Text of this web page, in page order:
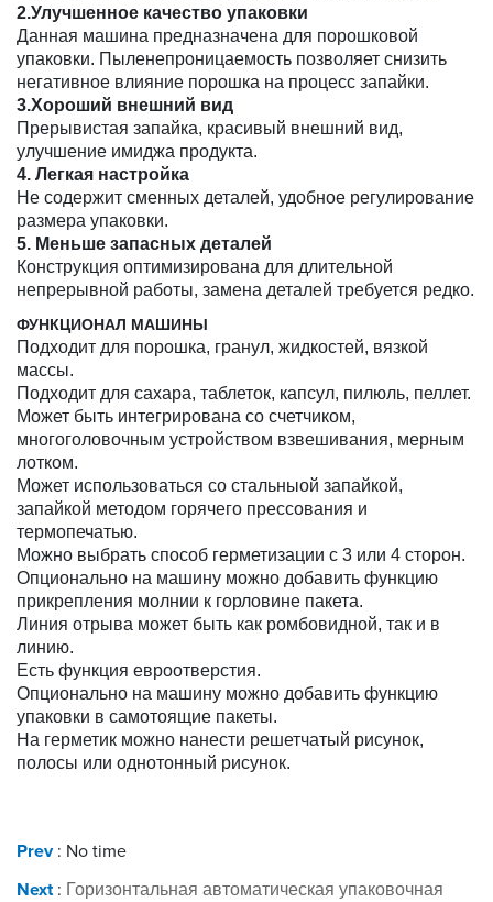
2.Улучшенное качество упаковки
Данная машина предназначена для порошковой
упаковки. Пыленепроницаемость позволяет снизить
негативное влияние порошка на процесс запайки.
3.Хороший внешний вид
Прерывистая запайка, красивый внешний вид,
улучшение имиджа продукта.
4. Легкая настройка
Не содержит сменных деталей, удобное регулирование
размера упаковки.
5. Меньше запасных деталей
Конструкция оптимизирована для длительной
непрерывной работы, замена деталей требуется редко.
ФУНКЦИОНАЛ МАШИНЫ
Подходит для порошка, гранул, жидкостей, вязкой
массы.
Подходит для сахара, таблеток, капсул, пилюль, пеллет.
Может быть интегрирована со счетчиком,
многоголовочным устройством взвешивания, мерным
лотком.
Может использоваться со стальныой запайкой,
запайкой методом горячего прессования и
термопечатью.
Можно выбрать способ герметизации с 3 или 4 сторон.
Опционально на машину можно добавить функцию
прикрепления молнии к горловине пакета.
Линия отрыва может быть как ромбовидной, так и в
линию.
Есть функция евроотверстия.
Опционально на машину можно добавить функцию
упаковки в самотоящие пакеты.
На герметик можно нанести решетчатый рисунок,
полосы или однотонный рисунок.
Prev: No time
Next: Горизонтальная автоматическая упаковочная